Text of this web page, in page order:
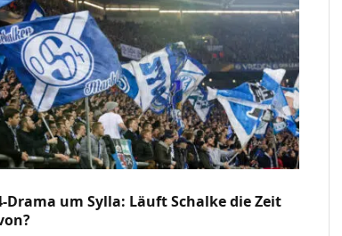
Drama um Sylla: Läuft Schalke die Zeit